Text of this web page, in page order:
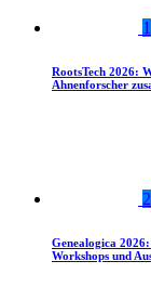
1
RootsTech 2026:
Ahnenforscher
2
Genealogica
Workshops und